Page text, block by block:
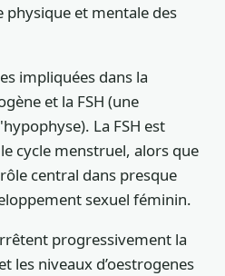
physique et mentale des
impliquées dans la
et la FSH (une
La FSH est
cycle menstruel, alors que
central dans presque
sexuel féminin.
progressivement la
les niveaux d’oestrogenes